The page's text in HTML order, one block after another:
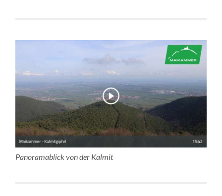
Panoramablick von der Kalmit